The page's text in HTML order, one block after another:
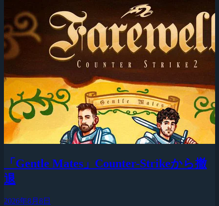
「Gentle Mates」Counter-Strikeから撤
退
2026年8月8日